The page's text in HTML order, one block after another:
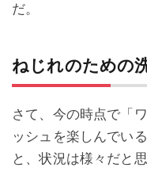
だ。
ねじれのための
さて、今の時点で「
ッシュを楽しんでい
と、状況は様々だと思